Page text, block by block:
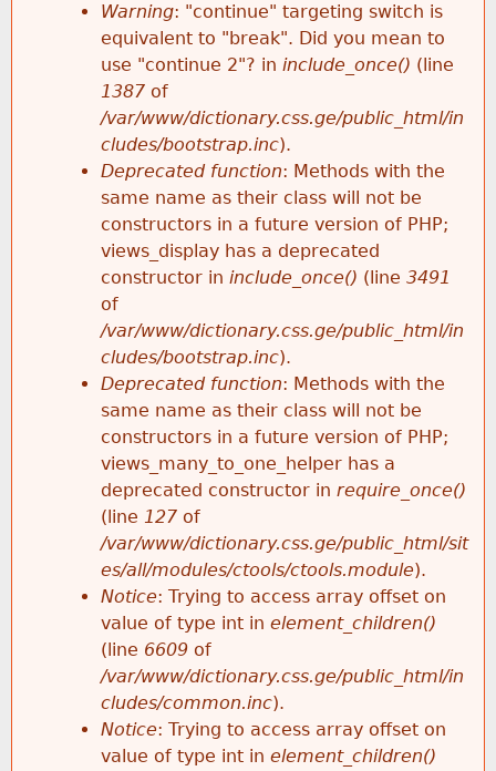
Warning: "continue" targeting switch is
equivalent to "break". Did you mean to
use "continue 2"? in include_once() (line
1387 of
/var/www/dictionary.css.ge/public_html/in
cludes/bootstrap.inc).
Deprecated function: Methods with the
same name as their class will not be
constructors in a future version of PHP;
views_display has a deprecated
constructor in include_once() (line 3491
of
/var/www/dictionary.css.ge/public_html/in
cludes/bootstrap.inc).
Deprecated function: Methods with the
same name as their class will not be
constructors in a future version of PHP;
views_many_to_one_helper has a
deprecated constructor in require_once()
(line 127 of
/var/www/dictionary.css.ge/public_html/sit
es/all/modules/ctools/ctools.module).
Notice: Trying to access array offset on
value of type int in element_children()
(line 6609 of
/var/www/dictionary.css.ge/public_html/in
cludes/common.inc).
Notice: Trying to access array offset on
value of type int in element_children()